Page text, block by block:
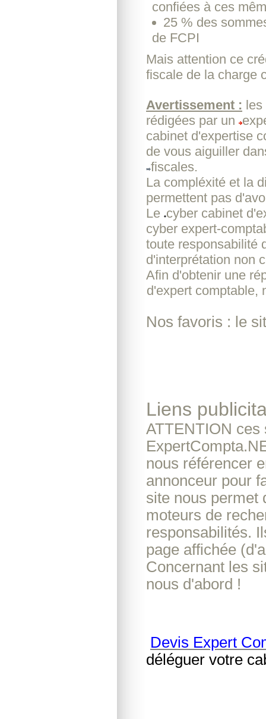
confiées à ces
25 % des
de FCPI
Mais attention ce
fiscale de la charge
Avertissement : les
rédigées par un
cabinet d'expertise
de vous aiguiller
fiscales.
La compléxité et la
permettent pas
Le cyber cabinet
cyber expert-
toute responsabilité
d'interprétation non
Afin d'obtenir une
d'expert comptable,
Nos favoris : le
Liens
ATTENTION ces
nous référencer
annonceur pour
site nous permet
moteurs de
responsabilités.
page affichée
Concernant les
nous d'abord !
Devis Expert
déléguer votre